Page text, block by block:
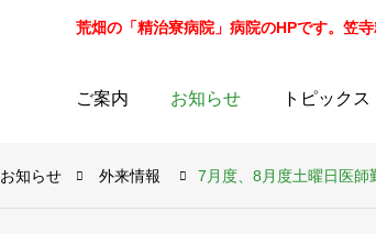
荒畑の「精治寮病院」病院のHPです。
ご案内 お知らせ トピックス
お知らせ 外来情報 7月度、8月度土曜日医師